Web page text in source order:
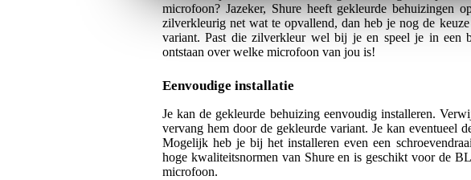
microfoon? Jazeker, Shure heeft gekleurde behuizingen
zilverkleurig net wat te opvallend, dan heb je nog de
variant. Past die zilverkleur wel bij je en speel je in een
ontstaan over welke microfoon van jou is!
Eenvoudige installatie
Je kan de gekleurde behuizing eenvoudig installeren.
vervang hem door de gekleurde variant. Je kan eventueel
Mogelijk heb je bij het installeren even een
hoge kwaliteitsnormen van Shure en is geschikt voor de
microfoon.